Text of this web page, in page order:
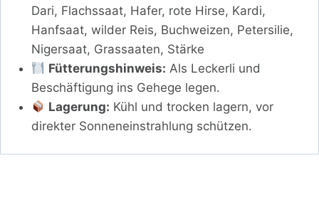
Dari, Flachssaat, Hafer, rote Hirse, Kardi,
Hanfsaat, wilder Reis, Buchweizen, Petersilie,
Nigersaat, Grassaaten, Stärke
Fütterungshinweis: Als Leckerli und
Beschäftigung ins Gehege legen.
Lagerung: Kühl und trocken lagern, vor
direkter Sonneneinstrahlung schützen.